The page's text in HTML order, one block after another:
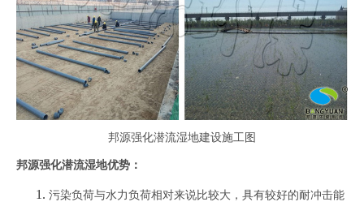
邦源强化潜流湿地建设施工图
邦源强化潜流湿地优势：
污染负荷与水力负荷相对来说比较大，具有较好的耐冲击能